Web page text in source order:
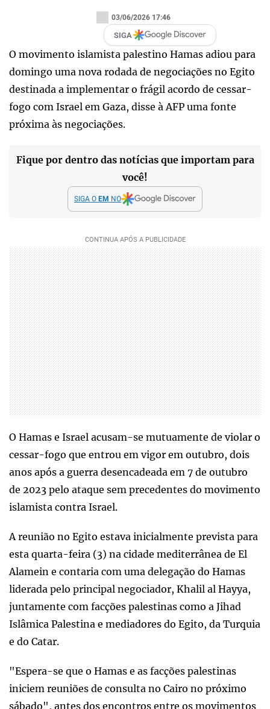
03/06/2026 17:46
SIGA
O movimento islamista palestino Hamas adiou para
domingo uma nova rodada de negociações no Egito
destinada a implementar o frágil acordo de cessar-
fogo com Israel em Gaza, disse à AFP uma fonte
próxima às negociações.
Fique por dentro das notícias que importam para
você!
SIGA O EM NO
O Hamas e Israel acusam-se mutuamente de violar o
cessar-fogo que entrou em vigor em outubro, dois
anos após a guerra desencadeada em 7 de outubro
de 2023 pelo ataque sem precedentes do movimento
islamista contra Israel.
A reunião no Egito estava inicialmente prevista para
esta quarta-feira (3) na cidade mediterrânea de El
Alamein e contaria com uma delegação do Hamas
liderada pelo principal negociador, Khalil al Hayya,
juntamente com facções palestinas como a Jihad
Islâmica Palestina e mediadores do Egito, da Turquia
e do Catar.
"Espera-se que o Hamas e as facções palestinas
iniciem reuniões de consulta no Cairo no próximo
sábado", antes dos encontros entre os movimentos